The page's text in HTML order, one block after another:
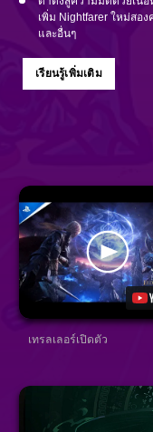
เพิ่ม Nightfarer ใหม่สอ
และอื่นๆ
เรียนรู้เพิ่มเติม
เทรลเลอร์เปิดตัว